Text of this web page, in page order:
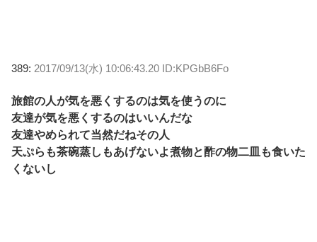
389: 2017/09/13(水) 10:06:43.20 ID:KPGbB6Fo
旅館の人が気を悪くするのは気を使うのに
友達が気を悪くするのはいいんだな
友達やめられて当然だねその人
天ぷらも茶碗蒸しもあげないよ煮物と酢の物二皿も食いた
くないし